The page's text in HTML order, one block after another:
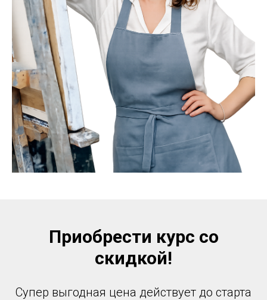
Приобрести курс со
скидкой!
Супер выгодная цена действует до старта